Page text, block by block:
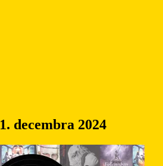
1. decembra 2024